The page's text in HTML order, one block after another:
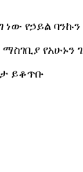
ነው የኃይል
ማስገቢያ
ይቆጥቡ